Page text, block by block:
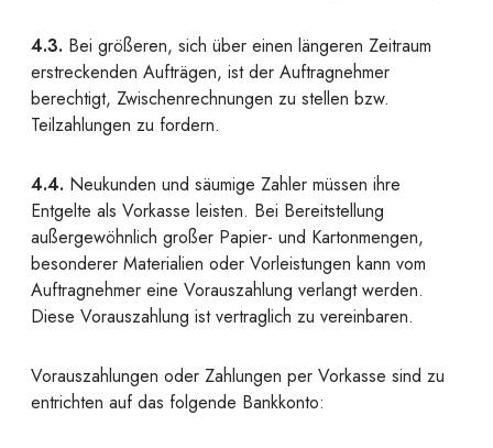
4.3. Bei größeren, sich über einen längeren Zeitraum
erstreckenden Aufträgen, ist der Auftragnehmer
berechtigt, Zwischenrechnungen zu stellen bzw.
Teilzahlungen zu fordern.
4.4. Neukunden und säumige Zahler müssen ihre
Entgelte als Vorkasse leisten. Bei Bereitstellung
außergewöhnlich großer Papier- und Kartonmengen,
besonderer Materialien oder Vorleistungen kann vom
Auftragnehmer eine Vorauszahlung verlangt werden.
Diese Vorauszahlung ist vertraglich zu vereinbaren.
Vorauszahlungen oder Zahlungen per Vorkasse sind zu
entrichten auf das folgende Bankkonto: